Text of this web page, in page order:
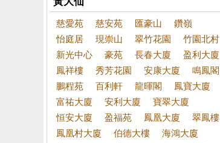
慈愛苑 慈安苑 匯豪山
鑽嶺
怡庭居
現崇山 翠竹花園
竹園北村
新光中心
豪苑 長春大廈
盈利大廈
鳳祥樓
秀芳花園 安康大廈
鳴鳳閣
鵬程苑
百利軒 龍暉閣
鳳寶大廈
富祐大廈
安利大廈
寶翠大廈
恒安大廈
盈福苑 鳳凰大廈
翠鳳樓
鳳凰村大廈
伯德大樓
海鴻大廈